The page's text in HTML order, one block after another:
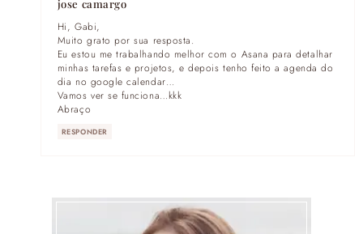
jose camargo
Hi, Gabi,
Muito grato por sua resposta.
Eu estou me trabalhando melhor com o Asana para detalhar
minhas tarefas e projetos, e depois tenho feito a agenda do
dia no google calendar…
Vamos ver se funciona…kkk
Abraço
RESPONDER